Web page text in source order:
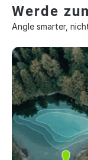
Werde
Angle smarter,